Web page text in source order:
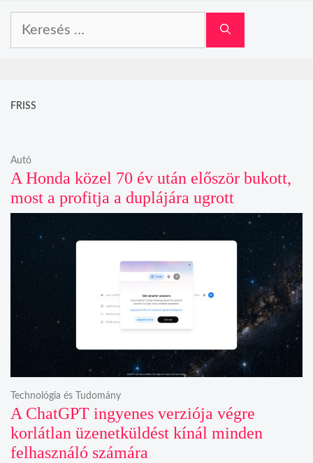
FRISS
A Honda közel 70 év után először bukott,
most a profitja a duplájára ugrott
Autó
A ChatGPT ingyenes verziója végre
korlátlan üzenetküldést kínál minden
felhasználó számára
Technológia és Tudomány